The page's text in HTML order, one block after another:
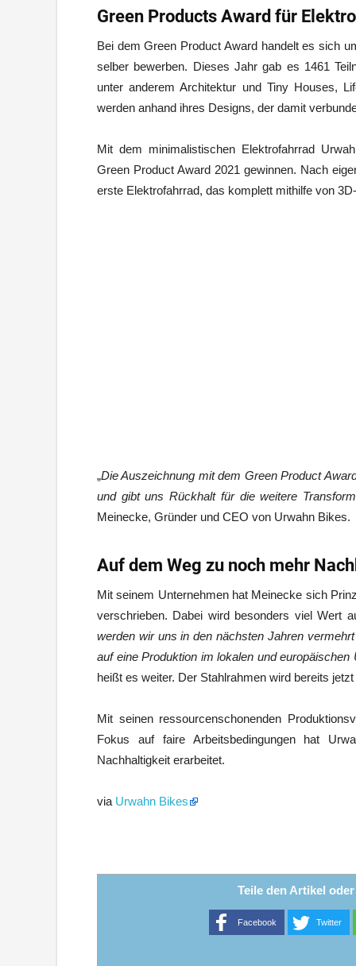
Green Products Award für
Bei dem Green Product Award handelt es sich
selber bewerben. Dieses Jahr gab es 1461
unter anderem Architektur und Tiny Houses,
werden anhand ihres Designs, der damit
Mit dem minimalistischen Elektrofahrrad
Green Product Award 2021 gewinnen. Nach
erste Elektrofahrrad, das komplett mithilfe von
„Die Auszeichnung mit dem Green Product
und gibt uns Rückhalt für die weitere
Meinecke, Gründer und CEO von Urwahn Bikes.
Auf dem Weg zu noch mehr
Mit seinem Unternehmen hat Meinecke sich
verschrieben. Dabei wird besonders viel Wert
werden wir uns in den nächsten Jahren
auf eine Produktion im lokalen und
heißt es weiter. Der Stahlrahmen wird bereits
Mit seinen ressourcenschonenden
Fokus auf faire Arbeitsbedingungen hat
Nachhaltigkeit erarbeitet.
via Urwahn Bikes
Teile den Artikel
Facebook Twitter